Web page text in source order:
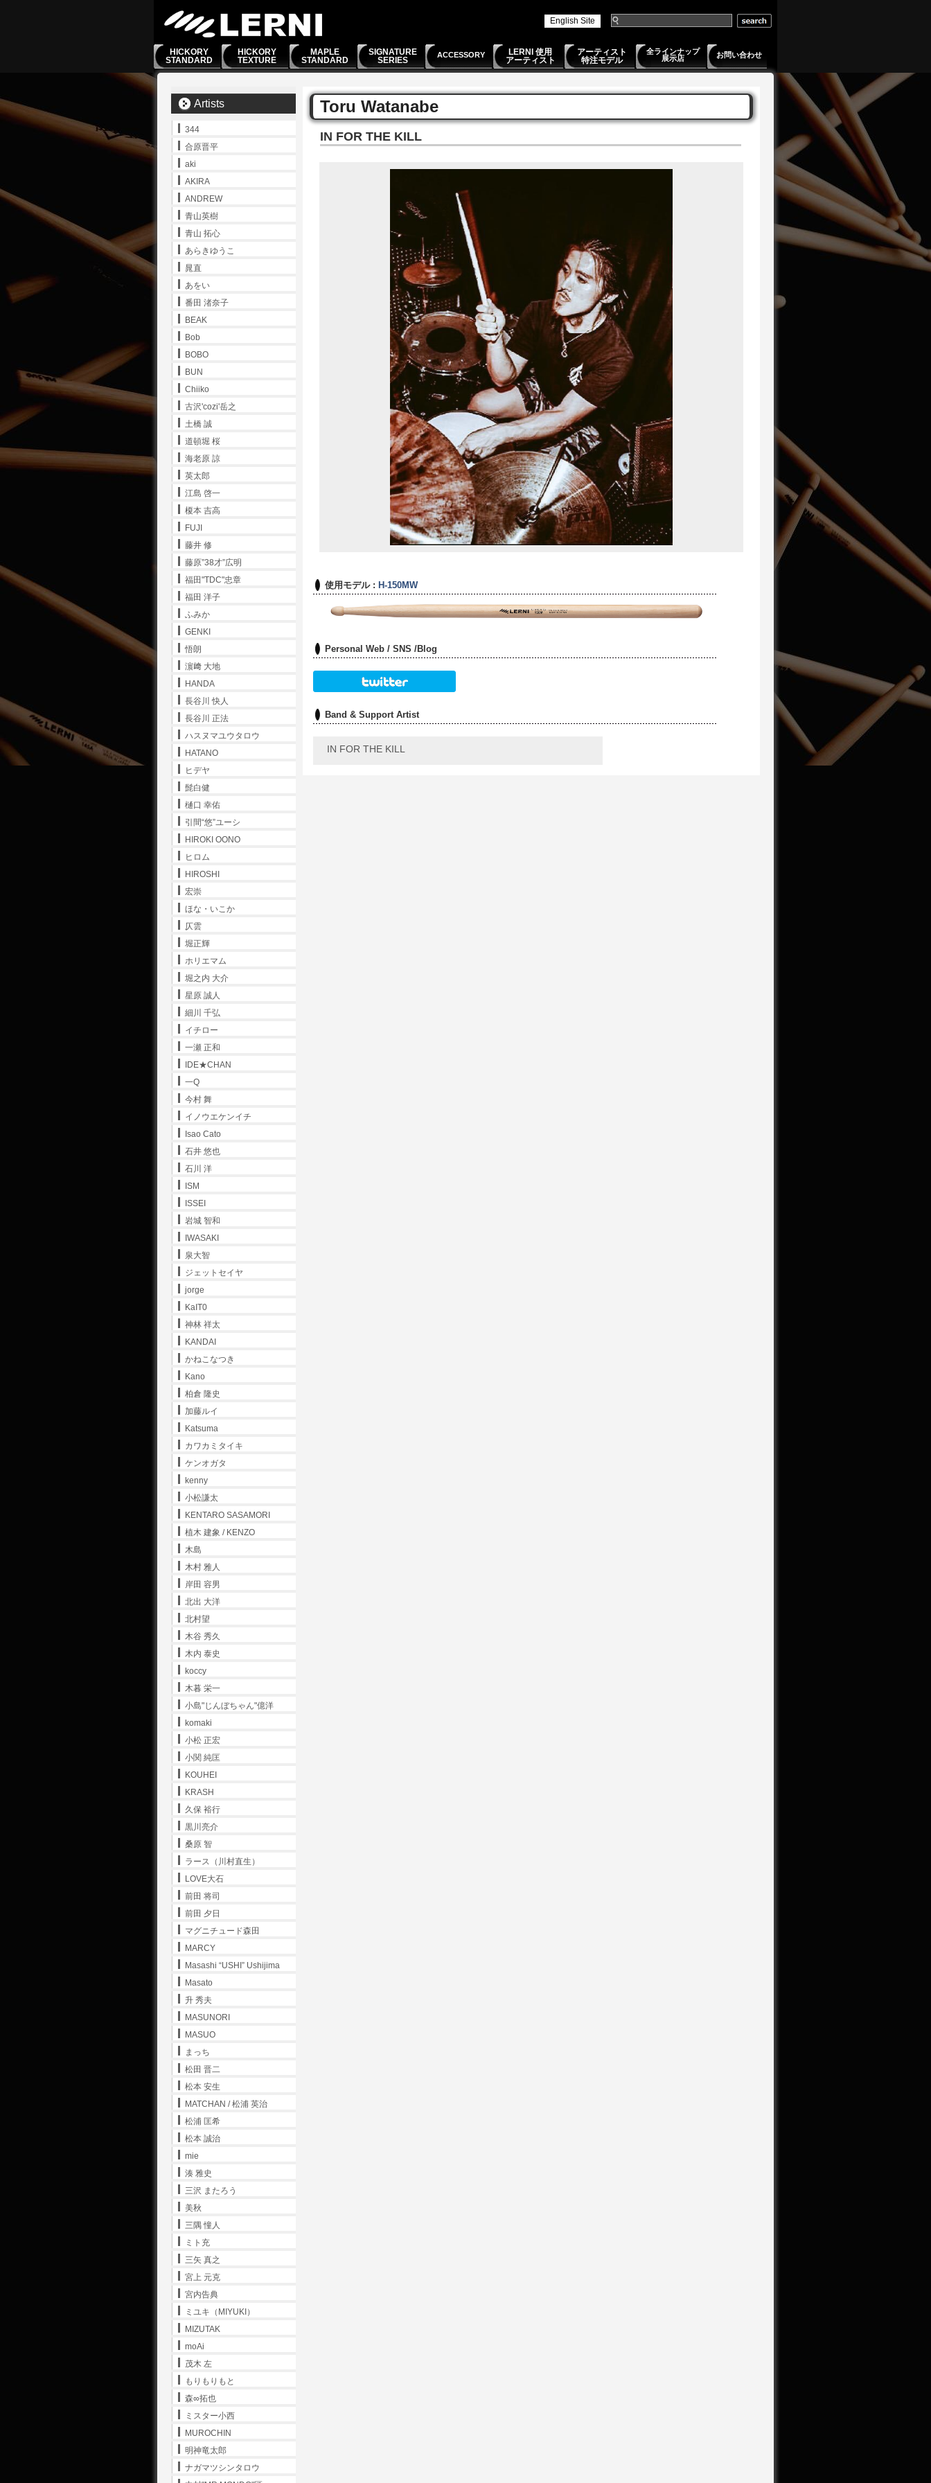
English Site
HICKORY
STANDARD
HICKORY
TEXTURE
MAPLE
STANDARD
SIGNATURE
SERIES
ACCESSORY
LERNI 使用
アーティスト
アーティスト
特注モデル
全ラインナップ
展示店
お問い合わせ
Toru Watanabe
IN FOR THE KILL
使用モデル : H-150MW
Personal Web / SNS /Blog
Band & Support Artist
IN FOR THE KILL
Artists
344
合原晋平
aki
AKIRA
ANDREW
青山英樹
青山 拓心
あらきゆうこ
晁直
あをい
番田 渚奈子
BEAK
Bob
BOBO
BUN
Chiiko
古沢'cozi'岳之
土橋 誠
道頓堀 桜
海老原 諒
英太郎
江島 啓一
榎本 吉高
FUJI
藤井 修
藤原”38才”広明
福田"TDC"忠章
福田 洋子
ふみか
GENKI
悟朗
濵﨑 大地
HANDA
長谷川 快人
長谷川 正法
ハスヌマユウタロウ
HATANO
ヒデヤ
髭白健
樋口 幸佑
引間“悠”ユーシ
HIROKI OONO
ヒロム
HIROSHI
宏崇
ほな・いこか
仄雲
堀正輝
ホリエマム
堀之内 大介
星原 誠人
細川 千弘
イチロー
一瀬 正和
IDE★CHAN
一Q
今村 舞
イノウエケンイチ
Isao Cato
石井 悠也
石川 洋
ISM
ISSEI
岩城 智和
IWASAKI
泉大智
ジェットセイヤ
jorge
KaIT0
神林 祥太
KANDAI
かねこなつき
Kano
柏倉 隆史
加藤ルイ
Katsuma
カワカミタイキ
ケンオガタ
kenny
小松謙太
KENTARO SASAMORI
植木 建象 / KENZO
木島
木村 雅人
岸田 容男
北出 大洋
北村望
木谷 秀久
木内 泰史
koccy
木暮 栄一
小島"じんぼちゃん"億洋
komaki
小松 正宏
小関 純匡
KOUHEI
KRASH
久保 裕行
黒川亮介
桑原 智
ラース（川村直生）
LOVE大石
前田 将司
前田 夕日
マグニチュード森田
MARCY
Masashi “USHI” Ushijima
Masato
升 秀夫
MASUNORI
MASUO
まっち
松田 晋二
松本 安生
MATCHAN / 松浦 英治
松浦 匡希
松本 誠治
mie
湊 雅史
三沢 またろう
美秋
三隅 憧人
ミト充
三矢 真之
宮上 元克
宮内告典
ミユキ（MIYUKI）
MIZUTAK
moAi
茂木 左
もりもりもと
森∞拓也
ミスター小西
MUROCHIN
明神竜太郎
ナガマツシンタロウ